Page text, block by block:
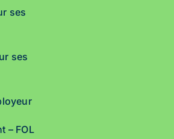
ses
ses
– FOL